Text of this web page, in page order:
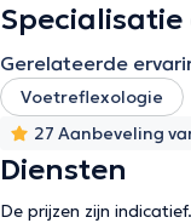
Gerelateerde
Voetreflexologie
27 Aanbeveling
Diensten
De prijzen zijn